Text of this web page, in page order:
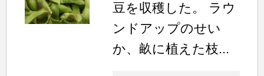
豆を収穫した。 ラウ
ンドアップのせい
か、畝に植えた枝...